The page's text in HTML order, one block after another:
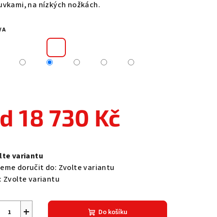
na nízkých nožkách.
18 730 Kč
variantu
doručit do: Zvolte variantu
Zvolte variantu
+ Do košíku